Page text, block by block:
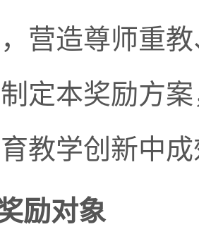
营造尊师重
定本奖励方
教学创新中
励对象